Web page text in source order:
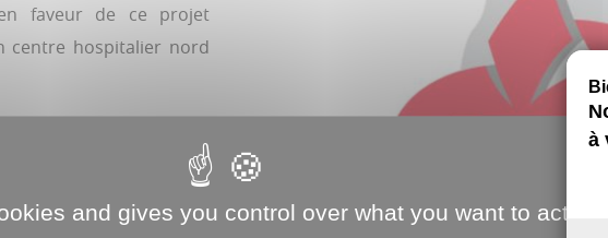
faveur de ce projet
centre hospitalier nord
aux besoins croissants
à la reconversion
du territoire
and gives you control over what you want to activate